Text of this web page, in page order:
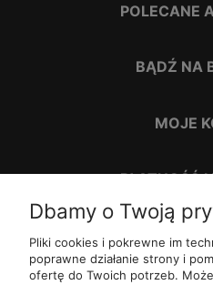
POLECANE
BĄDŹ NA
MOJE
PŁATNOŚĆ
Dbamy o Twoją
Pliki cookies i pokrewne im
poprawne działanie strony i
ofertę do Twoich potrzeb.